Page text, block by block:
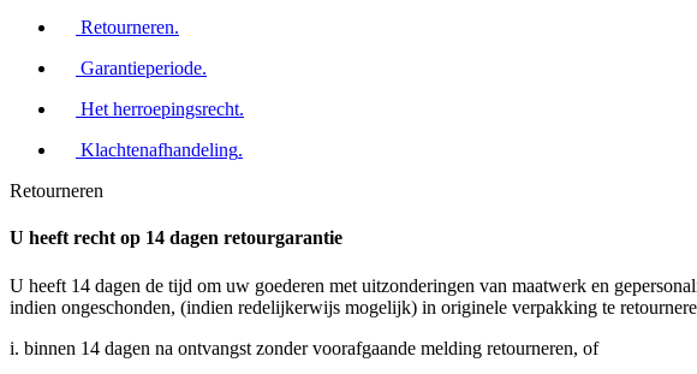
Retourneren.
Garantieperiode.
Het herroepingsrecht.
Klachtenafhandeling.
Retourneren
U heeft recht op 14 dagen retourgarantie
U heeft 14 dagen de tijd om uw goederen met uitzonderingen van maatwerk en
indien ongeschonden, (indien redelijkerwijs mogelijk) in originele verpakking te
i. binnen 14 dagen na ontvangst zonder voorafgaande melding retourneren, of